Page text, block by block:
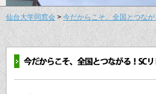
仙台大学同窓会 > 今だからこそ、全国とつな